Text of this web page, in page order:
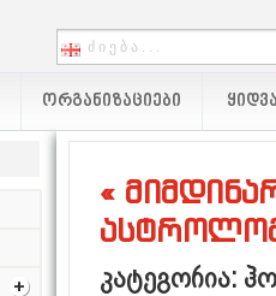
ᲝᲠᲒᲐᲜᲘᲖᲐᲪᲘᲔᲑᲘ
«
კატეგორია: